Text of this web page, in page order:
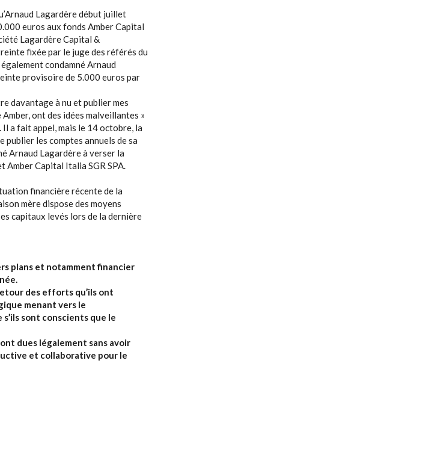
Lagardère début juillet
euros aux fonds Amber Capital
Lagardère Capital &
fixée par le juge des référés du
condamné Arnaud
provisoire de 5.000 euros par
davantage à nu et publier mes
ont des idées malveillantes »
a fait appel, mais le 14 octobre, la
les comptes annuels de sa
Arnaud Lagardère à verser la
Amber Capital Italia SGR SPA.
financière récente de la
mère dispose des moyens
capitaux levés lors de la dernière
plans et notamment financier
des efforts qu’ils ont
menant vers le
sont conscients que le
dues légalement sans avoir
et collaborative pour le